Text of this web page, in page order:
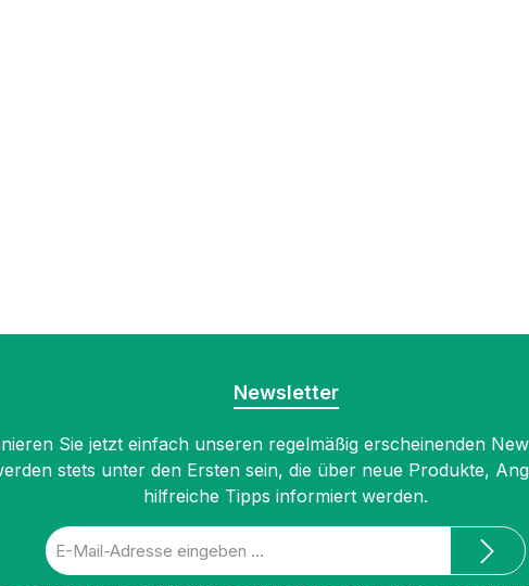
Newsletter
Sie jetzt einfach unseren regelmäßig erscheinenden
stets unter den Ersten sein, die über neue Produkte,
hilfreiche Tipps informiert werden.
E-
Mail-